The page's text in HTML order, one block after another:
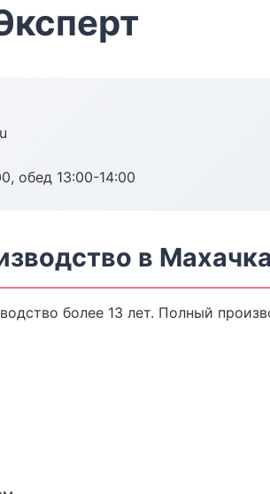
обед 13:00-14:00
в
более 13 лет. Полный